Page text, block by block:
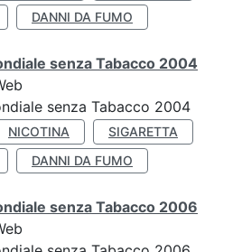
DANNI DA FUMO
senza Tabacco 2004
senza Tabacco 2004
NICOTINA
SIGARETTA
DANNI DA FUMO
senza Tabacco 2006